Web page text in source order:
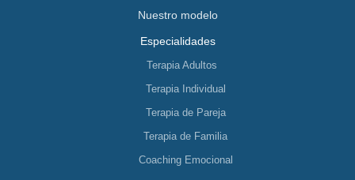
Nuestro modelo
Especialidades
Terapia Adultos
Terapia Individual
Terapia de Pareja
Terapia de Familia
Coaching Emocional